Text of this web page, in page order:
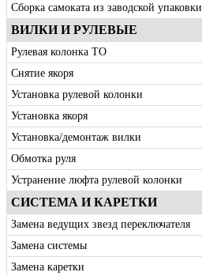
Сборка самоката из заводской упаковки
ВИЛКИ И РУЛЕВЫЕ
Рулевая колонка ТО
Снятие якоря
Установка рулевой колонки
Установка якоря
Установка/демонтаж вилки
Обмотка руля
Устранение люфта рулевой колонки
СИСТЕМА И КАРЕТКИ
Замена ведущих звезд переключателя
Замена системы
Замена каретки